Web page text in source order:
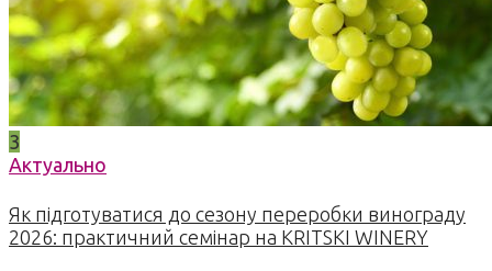
3
Актуально
Як підготуватися до сезону переробки винограду
2026: практичний семінар на KRITSKI WINERY